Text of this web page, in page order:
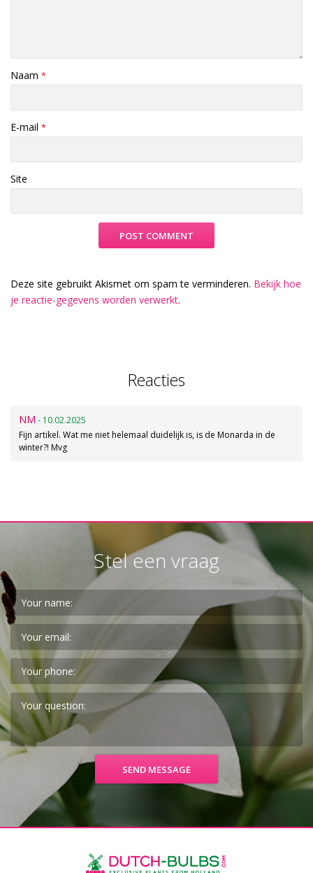
Naam *
E-mail *
Site
Deze site gebruikt Akismet om spam te verminderen. Bekijk hoe
je reactie-gegevens worden verwerkt.
Reacties
NM - 10.02.2025
Fijn artikel. Wat me niet helemaal duidelijk is, is de Monarda in de
winter?! Mvg
Stel een vraag